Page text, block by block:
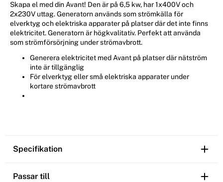
Skapa el med din Avant! Den är på 6,5 kw, har 1x400V och
2x230V uttag. Generatorn används som strömkälla för
elverktyg och elektriska apparater på platser där det inte finns
elektricitet. Generatorn är högkvalitativ. Perfekt att använda
som strömförsörjning under strömavbrott.
Generera elektricitet med Avant på platser där nätström
inte är tillgänglig
För elverktyg eller små elektriska apparater under
kortare strömavbrott
Specifikation
Passar till